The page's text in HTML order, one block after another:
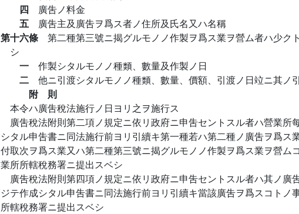
四 廣吿ノ料金
五 廣吿主及廣吿ヲ爲ス者ノ住所及氏名又ハ名稱
第十六條 第二種第三號ニ揭グルモノノ作製ヲ爲ス業ヲ營ム者ハ少ク
シ
一 作製シタルモノノ種類、數量及作製ノ日
二 他ニ引渡シタルモノノ種類、數量、價額、引渡ノ日竝ニ其ノ
附 則
本令ハ廣吿稅法施行ノ日ヨリ之ヲ施行ス
廣吿稅法附則第二項ノ規定ニ依リ政府ニ申吿セントスル者ハ營業所
シタル申吿書ニ同法施行前ヨリ引續キ第一種若ハ第二種ノ廣吿ヲ爲ス
付取次ヲ爲ス業又ハ第二種第三號ニ揭グルモノノ作製ヲ爲ス業ヲ營ム
業所所轄稅務署ニ提出スベシ
廣吿稅法附則第四項ノ規定ニ依リ政府ニ申吿セントスル者ハ其ノ廣
ジテ作成シタル申吿書ニ同法施行前ヨリ引續キ當該廣吿ヲ爲スコトノ
所轄稅務署ニ提出スベシ